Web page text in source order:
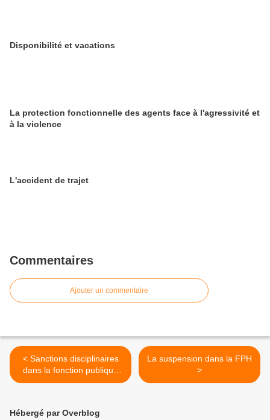
Disponibilité et vacations
La protection fonctionnelle des agents face à l'agressivité et
à la violence
L'accident de trajet
Commentaires
Ajouter un commentaire
< Sanctions disciplinaires
dans la fonction publique
hospitalière : le respect des
La suspension dans la FPH
>
Hébergé par Overblog